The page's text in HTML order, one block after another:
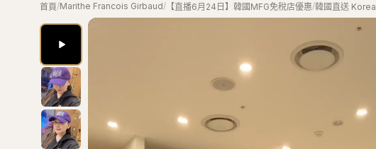
首頁/Marithe Francois Girbaud/ 【直播6月24日】韓國MFG免稅店優惠/韓國直送 Korea